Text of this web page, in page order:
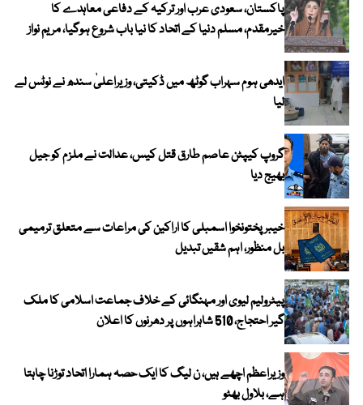
پاکستان، سعودی عرب اور ترکیہ کے دفاعی معاہدے کا
خیرمقدم، مسلم دنیا کے اتحاد کا نیا باب شروع ہوگیا، مریم نواز
ایدھی ہوم سہراب گوٹھ میں ڈکیتی، وزیراعلیٰ سندھ نے نوٹس لے
لیا
گروپ کیپٹن عاصم طارق قتل کیس، عدالت نے ملزم کو جیل
بھیج دیا
خیبرپختونخوا اسمبلی کا اراکین کی مراعات سے متعلق ترمیمی
بل منظور، اہم شقیں تبدیل
پیٹرولیم لیوی اور مہنگائی کے خلاف جماعت اسلامی کا ملک
گیر احتجاج، 510 شاہراہوں پر دھرنوں کا اعلان
وزیراعظم اچھے ہیں، ن لیگ کا ایک حصہ ہمارا اتحاد توڑنا چاہتا
ہے، بلاول بھٹو